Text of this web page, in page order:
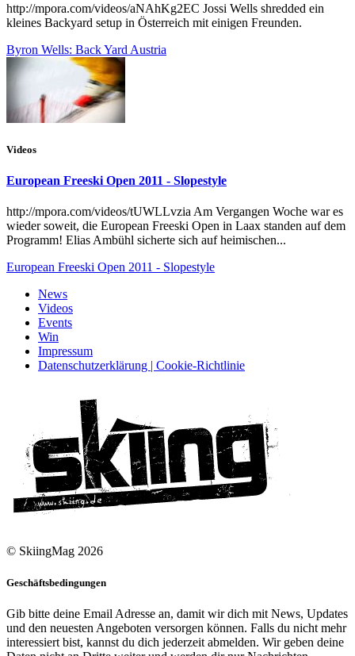
http://mpora.com/videos/aNAhKg2EC Jossi Wells shredded ein
kleines Backyard setup in Österreich mit einigen Freunden.
Byron Wells: Back Yard Austria
Videos
European Freeski Open 2011 - Slopestyle
http://mpora.com/videos/tUWLLvzia Am Vergangen Woche war es
wieder soweit, die European Freeski Open in Laax standen auf dem
Programm! Elias Ambühl sicherte sich auf heimischen...
European Freeski Open 2011 - Slopestyle
News
Videos
Events
Win
Impressum
Datenschutzerklärung | Cookie-Richtlinie
© SkiingMag 2026
Geschäftsbedingungen
Gib bitte deine Email Adresse an, damit wir dich mit News, Updates
und den neuesten Angeboten versorgen können. Falls du nicht mehr
interessiert bist, kannst du dich jederzeit abmelden. Wir geben deine